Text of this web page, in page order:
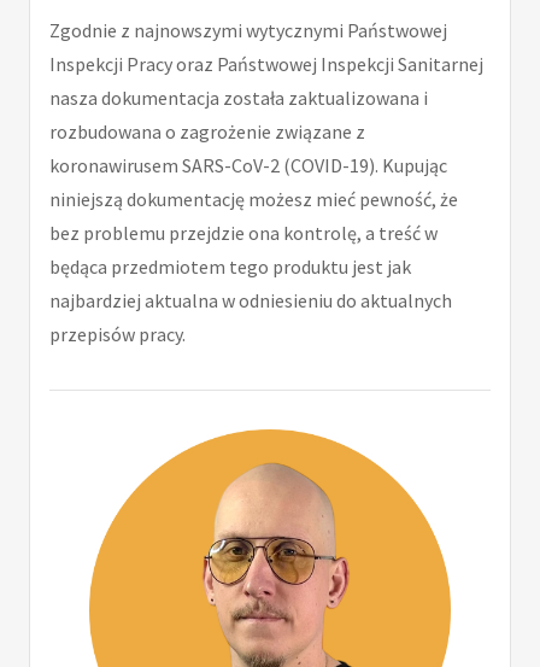
Zgodnie z najnowszymi wytycznymi Państwowej
Inspekcji Pracy oraz Państwowej Inspekcji Sanitarnej
nasza dokumentacja została zaktualizowana i
rozbudowana o zagrożenie związane z
koronawirusem SARS-CoV-2 (COVID-19). Kupując
niniejszą dokumentację możesz mieć pewność, że
bez problemu przejdzie ona kontrolę, a treść w
będąca przedmiotem tego produktu jest jak
najbardziej aktualna w odniesieniu do aktualnych
przepisów pracy.